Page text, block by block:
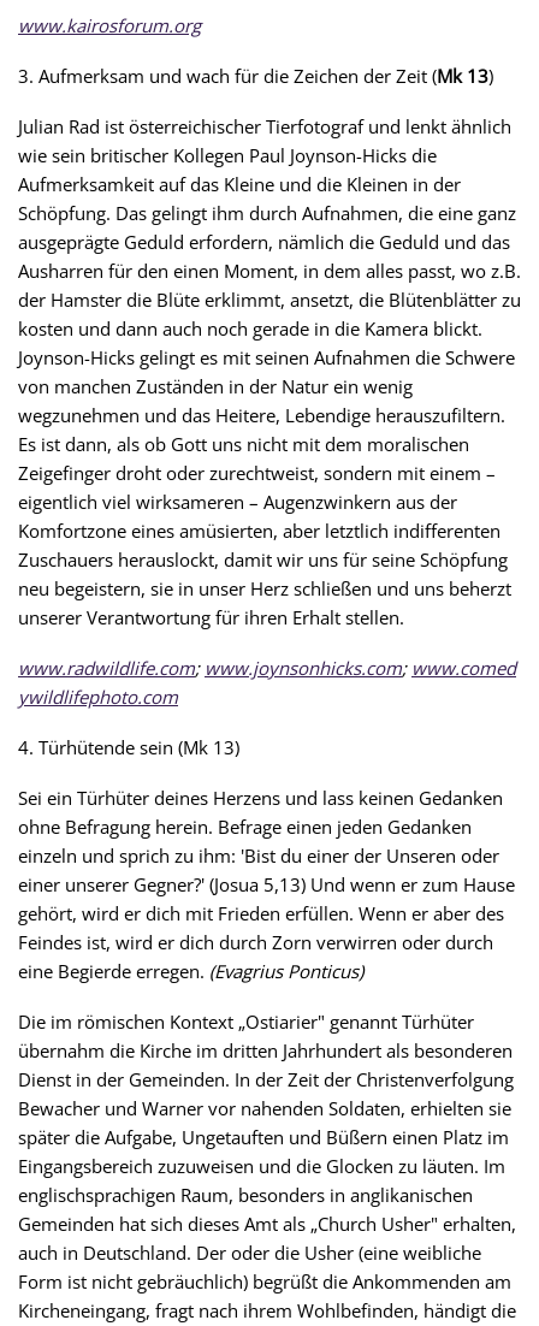
www.kairosforum.org
3. Aufmerksam und wach für die Zeichen der Zeit (Mk 13)
Julian Rad ist österreichischer Tierfotograf und lenkt ähnlich
wie sein britischer Kollegen Paul Joynson-Hicks die
Aufmerksamkeit auf das Kleine und die Kleinen in der
Schöpfung. Das gelingt ihm durch Aufnahmen, die eine ganz
ausgeprägte Geduld erfordern, nämlich die Geduld und das
Ausharren für den einen Moment, in dem alles passt, wo z.B.
der Hamster die Blüte erklimmt, ansetzt, die Blütenblätter zu
kosten und dann auch noch gerade in die Kamera blickt.
Joynson-Hicks gelingt es mit seinen Aufnahmen die Schwere
von manchen Zuständen in der Natur ein wenig
wegzunehmen und das Heitere, Lebendige herauszufiltern.
Es ist dann, als ob Gott uns nicht mit dem moralischen
Zeigefinger droht oder zurechtweist, sondern mit einem –
eigentlich viel wirksameren – Augenzwinkern aus der
Komfortzone eines amüsierten, aber letztlich indifferenten
Zuschauers herauslockt, damit wir uns für seine Schöpfung
neu begeistern, sie in unser Herz schließen und uns beherzt
unserer Verantwortung für ihren Erhalt stellen.
www.radwildlife.com; www.joynsonhicks.com; www.comed
ywildlifephoto.com
4. Türhütende sein (Mk 13)
Sei ein Türhüter deines Herzens und lass keinen Gedanken
ohne Befragung herein. Befrage einen jeden Gedanken
einzeln und sprich zu ihm: 'Bist du einer der Unseren oder
einer unserer Gegner?' (Josua 5,13) Und wenn er zum Hause
gehört, wird er dich mit Frieden erfüllen. Wenn er aber des
Feindes ist, wird er dich durch Zorn verwirren oder durch
eine Begierde erregen. (Evagrius Ponticus)
Die im römischen Kontext „Ostiarier" genannt Türhüter
übernahm die Kirche im dritten Jahrhundert als besonderen
Dienst in der Gemeinden. In der Zeit der Christenverfolgung
Bewacher und Warner vor nahenden Soldaten, erhielten sie
später die Aufgabe, Ungetauften und Büßern einen Platz im
Eingangsbereich zuzuweisen und die Glocken zu läuten. Im
englischsprachigen Raum, besonders in anglikanischen
Gemeinden hat sich dieses Amt als „Church Usher" erhalten,
auch in Deutschland. Der oder die Usher (eine weibliche
Form ist nicht gebräuchlich) begrüßt die Ankommenden am
Kircheneingang, fragt nach ihrem Wohlbefinden, händigt die